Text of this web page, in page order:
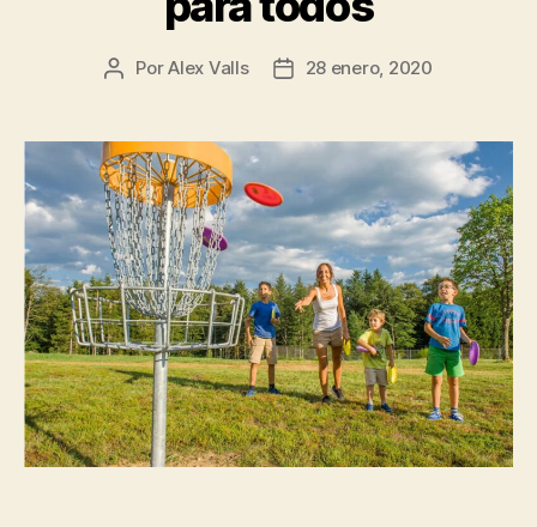
Autor
entrada
PorAlex Valls
Fecha
entrada
28 enero, 2020